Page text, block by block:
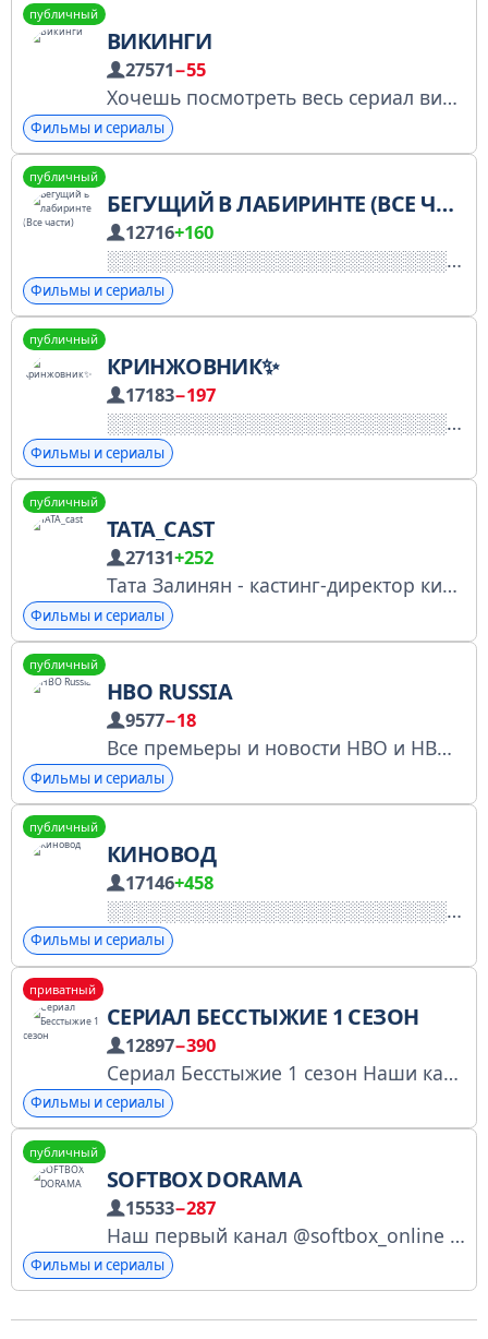
публичный
ВИКИНГИ
27571−55
Хочешь посмотреть весь сериал викинги прямо в Телеграм? Тогда ты в нужном месте!
Фильмы и сериалы
публичный
БЕГУЩИЙ В ЛАБИРИНТЕ (ВСЕ ЧАСТИ)
12716+160
Фильмы и сериалы
публичный
КРИНЖОВНИК✨
17183−197
Фильмы и сериалы
публичный
ТАТА_CAST
27131+252
Тата Залинян - кастинг-директор кинокомпании «Среда». Сайт агентства - https://tatacast.ru Номер заявления на регистрацию в Роскомнадзоре - № 4776923010
Фильмы и сериалы
публичный
HBO RUSSIA
9577−18
Все премьеры и новости HBO и HBO Max теперь и на русском языке по рекламе: @adabalt Фан-сообщество любителей сериалов и фильмов платформы #HBO менеджер: @vitya_aresov реклама через биржу: telega.in/c/+nWZtKq76MmdiNTAy not official channel
Фильмы и сериалы
публичный
КИНОВОД
17146+458
Фильмы и сериалы
приватный
СЕРИАЛ БЕССТЫЖИЕ 1 СЕЗОН
12897−390
Сериал Бесстыжие 1 сезон Наши каталоги - https://t.me/joinchat/k9hbNf4odT5mZjgy Рекламный прайс - @priceavd По поводу сотрудничества @kinolord
Фильмы и сериалы
публичный
SOFTBOX DORAMA
15533−287
Наш первый канал @softbox_online Наш второй канал @softboxprime
Фильмы и сериалы